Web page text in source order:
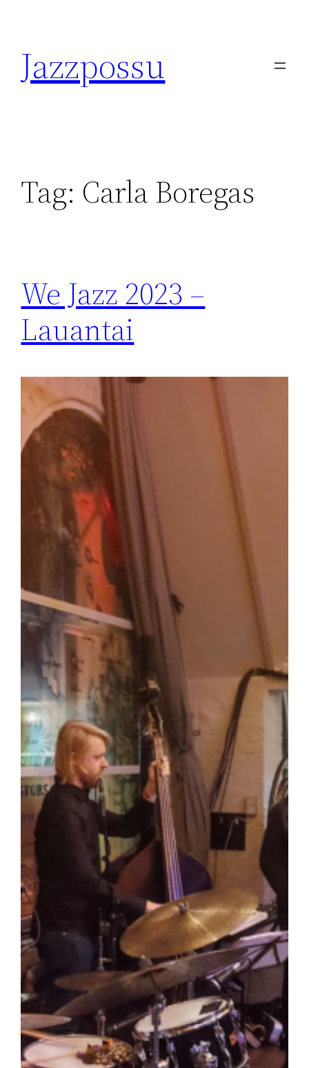
content
Jazzpossu
Tag: Carla Boregas
We Jazz 2023 –
Lauantai